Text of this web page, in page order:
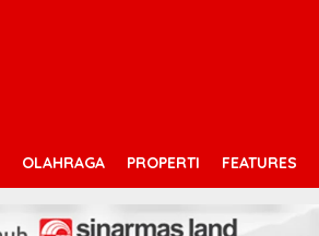
OLAHRAGA PROPERTI FEATURES